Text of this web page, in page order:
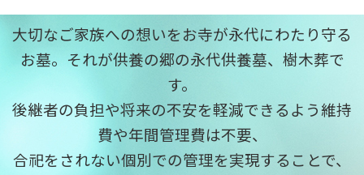
大切なご家族への想いをお寺が永代にわたり守る
お墓。それが供養の郷の永代供養墓、樹木葬で
す。
後継者の負担や将来の不安を軽減できるよう維持
費や年間管理費は不要、
合祀をされない個別での管理を実現することで、